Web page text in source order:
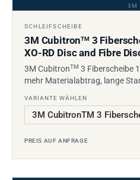
3M
SCHLEIFSCHEIBE
3M CubitronTM3
XO-RD Disc and Fibre
3M CubitronTM 3 Fiberscheibe
mehr Materialabtrag, lange
VARIANTE WÄHLEN
PREIS AUF ANFRAGE